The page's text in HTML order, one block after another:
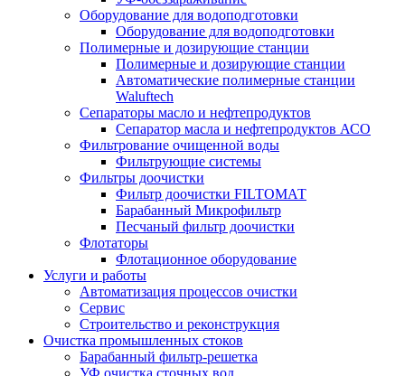
Оборудование для водоподготовки
Оборудование для водоподготовки
Полимерные и дозирующие станции
Полимерные и дозирующие станции
Автоматические полимерные станции
Waluftech
Сепараторы масло и нефтепродуктов
Сепаратор масла и нефтепродуктов АСО
Фильтрование очищенной воды
Фильтрующие системы
Фильтры доочистки
Фильтр доочистки FILTOМАТ
Барабанный Микрофильтр
Песчаный фильтр доочистки
Флотаторы
Флотационное оборудование
Услуги и работы
Автоматизация процессов очистки
Сервис
Строительство и реконструкция
Очистка промышленных стоков
Барабанный фильтр-решетка
УФ очистка сточных вод